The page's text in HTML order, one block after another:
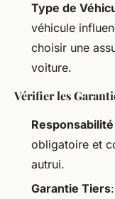
Type de
véhicule
choisir une
voiture.
Vérifier les
obligatoire et
autrui.
Garantie Tiers